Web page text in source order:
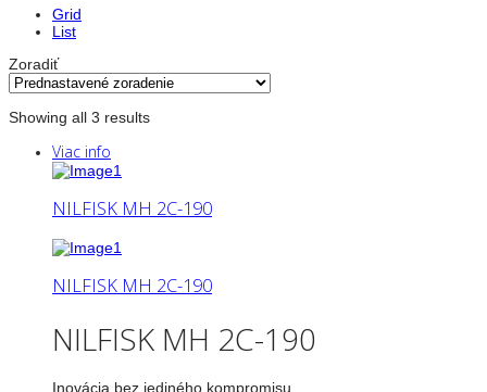
Grid
List
Zoradiť
Showing all 3 results
Viac info
NILFISK MH 2C-190
NILFISK MH 2C-190
NILFISK MH 2C-190
Inovácia bez jediného kompromisu